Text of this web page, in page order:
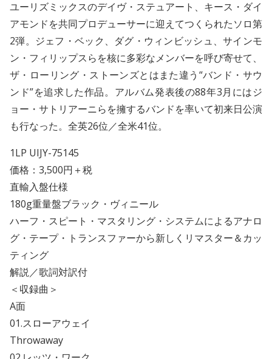
ユーリズミックスのデイヴ・ステュアート、キース・ダイ
アモンドを共同プロデューサーに迎えてつくられたソロ第
2弾。ジェフ・ベック、ダグ・ウィンビッシュ、サインモ
ン・フィリップスらを核に多彩なメンバーを呼び寄せて、
ザ・ローリング・ストーンズとはまた違う“バンド・サウ
ンド”を追求した作品。アルバム発表後の88年3月にはジ
ョー・サトリアーニらを擁するバンドを率いて初来日公演
も行なった。全英26位／全米41位。
1LP UIJY-75145
価格：3,500円＋税
直輸入盤仕様
180g重量盤ブラック・ヴィニール
ハーフ・スピート・マスタリング・システムによるアナロ
グ・テープ・トランスファーから新しくリマスター＆カッ
ティング
解説／歌詞対訳付
＜収録曲＞
A面
01.スローアウェイ
Throwaway